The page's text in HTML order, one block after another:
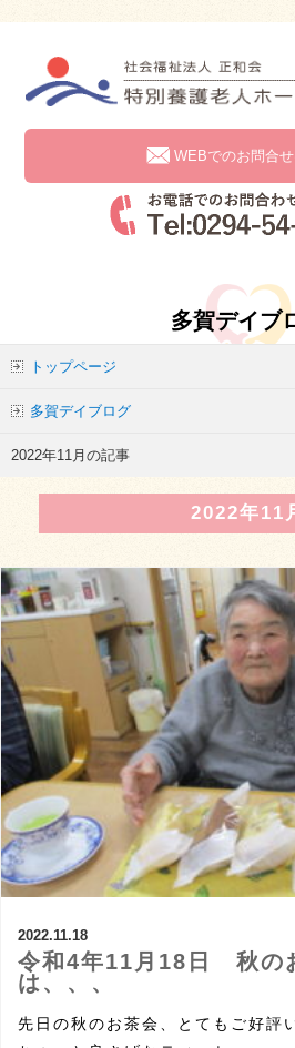
WEBでのお問合
多賀デイブ
トップページ
多賀デイブログ
2022年11月の記事
2022年11
2022.11.18
令和4年11月18日 秋の
は、、、
先日の秋のお茶会、とてもご好評